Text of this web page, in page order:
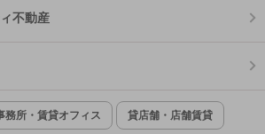
不動産
務所・賃貸オフィス 貸店舗・店舗賃貸